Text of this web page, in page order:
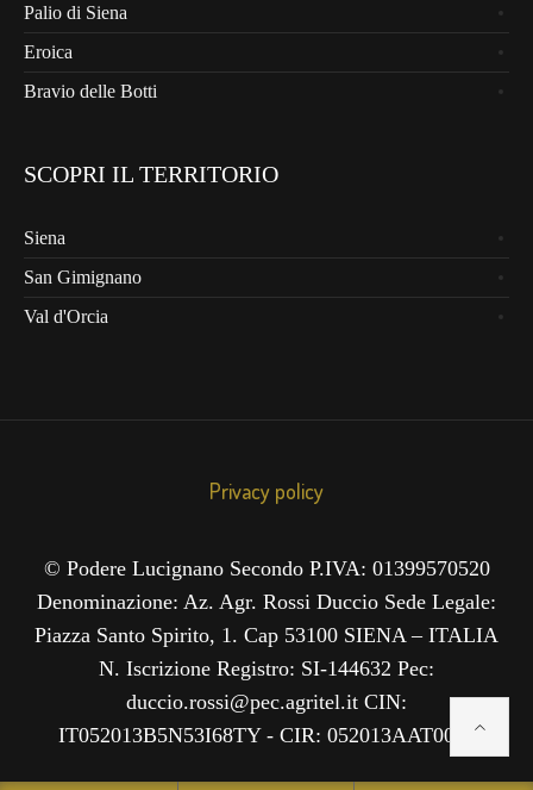
Palio di Siena
Eroica
Bravio delle Botti
SCOPRI IL TERRITORIO
Siena
San Gimignano
Val d'Orcia
Privacy policy
© Podere Lucignano Secondo P.IVA: 01399570520
Denominazione: Az. Agr. Rossi Duccio Sede Legale:
Piazza Santo Spirito, 1. Cap 53100 SIENA – ITALIA
N. Iscrizione Registro: SI-144632 Pec:
duccio.rossi@pec.agritel.it CIN:
IT052013B5N53I68TY - CIR: 052013AAT0035